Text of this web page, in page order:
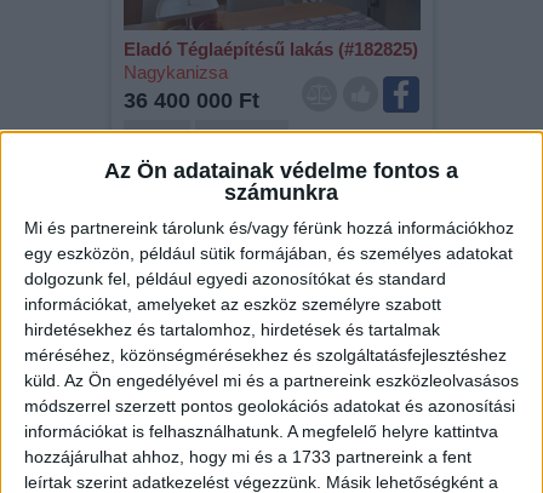
Az Ön adatainak védelme fontos a
számunkra
Mi és partnereink tárolunk és/vagy férünk hozzá információkhoz
egy eszközön, például sütik formájában, és személyes adatokat
dolgozunk fel, például egyedi azonosítókat és standard
információkat, amelyeket az eszköz személyre szabott
hirdetésekhez és tartalomhoz, hirdetések és tartalmak
méréséhez, közönségmérésekhez és szolgáltatásfejlesztéshez
küld. Az Ön engedélyével mi és a partnereink eszközleolvasásos
módszerrel szerzett pontos geolokációs adatokat és azonosítási
információkat is felhasználhatunk. A megfelelő helyre kattintva
hozzájárulhat ahhoz, hogy mi és a 1733 partnereink a fent
leírtak szerint adatkezelést végezzünk. Másik lehetőségként a
Eladó Téglaépítésű lakás (#182825)
Nagykanizsa
36 400 000 Ft
2
Fix 3%
Eladó Téglaépítésű lakás (#182822)
Budapest XXII. Ker.
149 000 000 Ft